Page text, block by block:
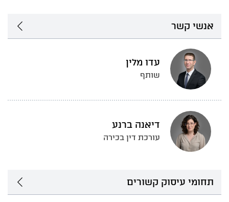
אנשי קשר
עדו מלין
שותף
דיאנה ברנע
עורכת דין בכירה
תחומי עיסוק קשורים